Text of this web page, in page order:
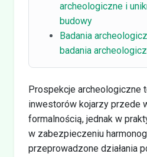
archeologiczne i
budowy
Badania
badania
Prospekcje archeologiczne
inwestorów kojarzy przede
formalnością, jednak w
w zabezpieczeniu
przeprowadzone działania